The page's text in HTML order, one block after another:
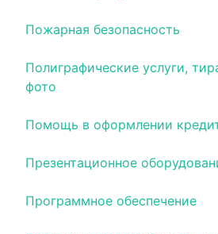
Пожарная безопасность
Полиграфические услуги,
фото
Помощь в оформлении
Презентационное
Программное обеспечение